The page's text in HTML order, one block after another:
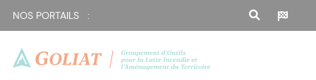
NOS PORTAILS :